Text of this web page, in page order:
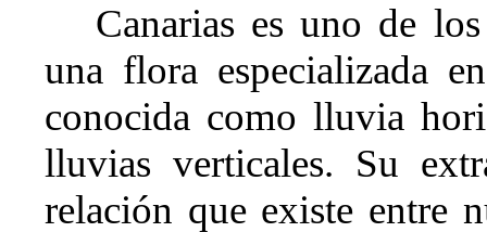
Canarias es uno de
una flora especializada
conocida como lluvia
lluvias verticales. Su
relación que existe entre